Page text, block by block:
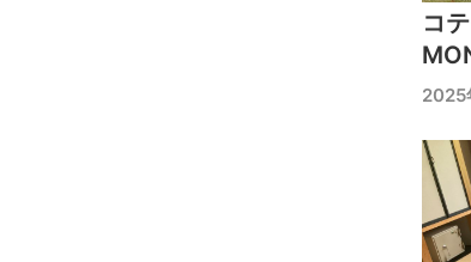
コ
2025